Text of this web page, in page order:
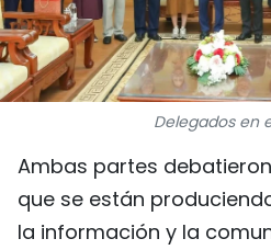
¿QUIÉNES
TIẾNG VIỆT
Delegados en
Ambas partes
que se están
la información y la